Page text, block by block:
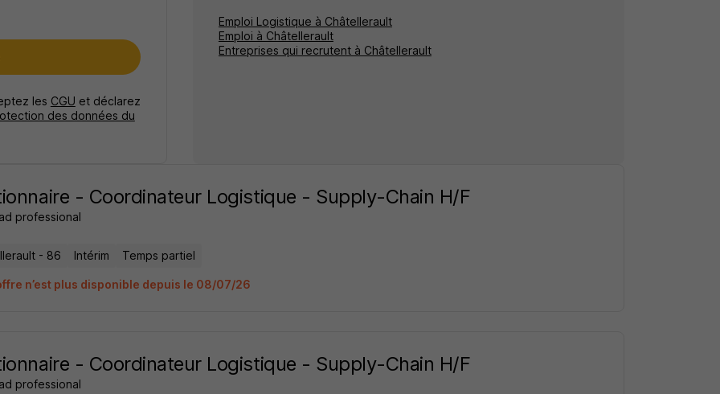
les CGU et déclarez
des données du
Emploi Logistique à Châtellerault
Emploi à Châtellerault
Entreprises qui recrutent à Châtellerault
- Coordinateur Logistique - Supply-Chain H/F
professional
- 86 Intérim Temps partiel
n’est plus disponible depuis le 08/07/26
- Coordinateur Logistique - Supply-Chain H/F
professional